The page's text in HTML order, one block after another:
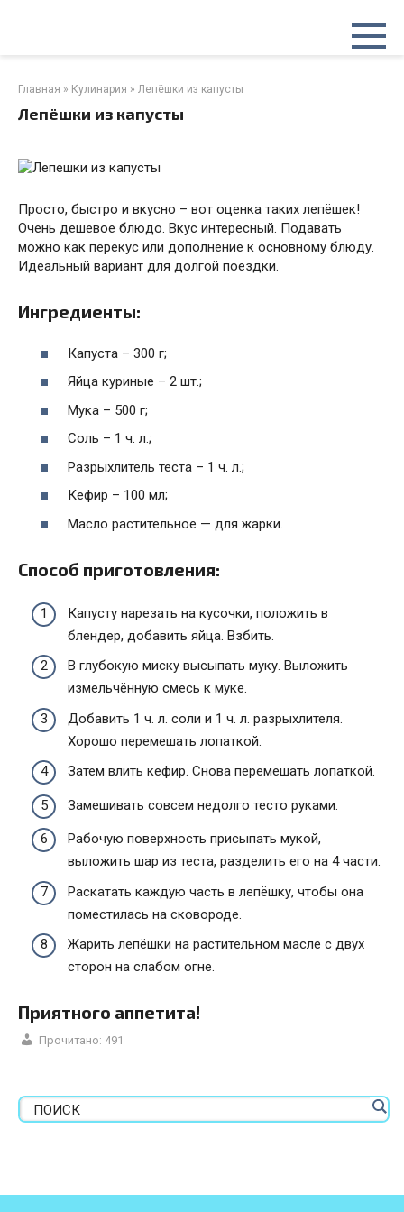
Главная » Кулинария » Лепёшки из капусты
Лепёшки из капусты
Просто, быстро и вкусно – вот оценка таких лепёшек!
Очень дешевое блюдо. Вкус интересный. Подавать
можно как перекус или дополнение к основному блюду.
Идеальный вариант для долгой поездки.
Ингредиенты:
Капуста – 300 г;
Яйца куриные – 2 шт.;
Мука – 500 г;
Соль – 1 ч. л.;
Разрыхлитель теста – 1 ч. л.;
Кефир – 100 мл;
Масло растительное — для жарки.
Способ приготовления:
Капусту нарезать на кусочки, положить в
блендер, добавить яйца. Взбить.
В глубокую миску высыпать муку. Выложить
измельчённую смесь к муке.
Добавить 1 ч. л. соли и 1 ч. л. разрыхлителя.
Хорошо перемешать лопаткой.
Затем влить кефир. Снова перемешать лопаткой.
Замешивать совсем недолго тесто руками.
Рабочую поверхность присыпать мукой,
выложить шар из теста, разделить его на 4 части.
Раскатать каждую часть в лепёшку, чтобы она
поместилась на сковороде.
Жарить лепёшки на растительном масле с двух
сторон на слабом огне.
Приятного аппетита!
Прочитано: 491